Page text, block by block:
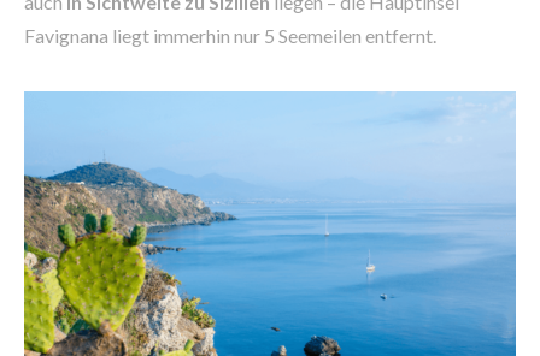
Favignana liegt immerhin nur 5 Seemeilen entfernt.